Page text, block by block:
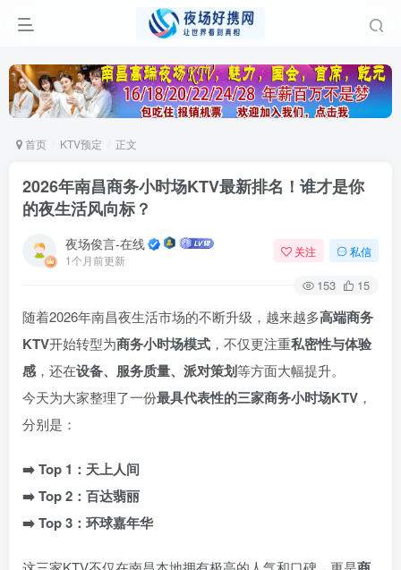
首页 KTV预定 正文
2026年南昌商务小时场KTV最新排名！谁才是你
的夜生活风向标？
夜场俊言-在线
1个月前更新
关注 私信
153 15
随着2026年南昌夜生活市场的不断升级，越来越多高端商务
KTV开始转型为商务小时场模式 ，不仅更注重私密性与体验
感 ，还在设备、服务质量、派对策划等方面大幅提升。
今天为大家整理了一份最具代表性的三家商务小时场KTV ，
分别是：
➡️ Top 1：天上人间
➡️ Top 2：百达翡丽
➡️ Top 3：环球嘉年华